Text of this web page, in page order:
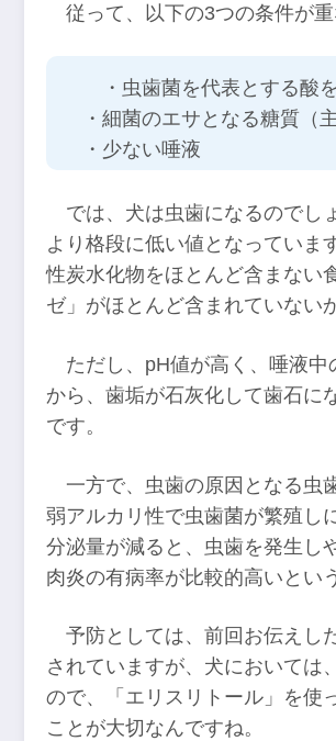
従って、以下の3つの条件が
・虫歯菌を代表とする酸
・細菌のエサとなる糖質（主
・少ない唾液
では、犬は虫歯になるのでし
より格段に低い値となっていま
性炭水化物をほとんど含まない
ゼ」がほとんど含まれていない
ただし、pH値が高く、唾液
から、歯垢が石灰化して歯石に
です。
一方で、虫歯の原因となる虫
弱アルカリ性で虫歯菌が繁殖し
分泌量が減ると、虫歯を発生し
肉炎の有病率が比較的高いとい
予防としては、前回お伝えし
されていますが、犬においては
ので、「エリスリトール」を使
ことが大切なんですね。